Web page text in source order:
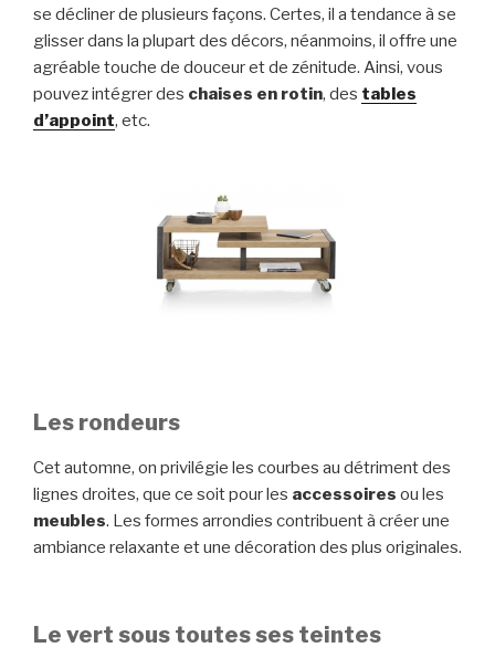
se décliner de plusieurs façons. Certes, il a tendance à se
glisser dans la plupart des décors, néanmoins, il offre une
agréable touche de douceur et de zénitude. Ainsi, vous
pouvez intégrer des chaises en rotin, des tables
d’appoint, etc.
Les rondeurs
Cet automne, on privilégie les courbes au détriment des
lignes droites, que ce soit pour les accessoires ou les
meubles. Les formes arrondies contribuent à créer une
ambiance relaxante et une décoration des plus originales.
Le vert sous toutes ses teintes